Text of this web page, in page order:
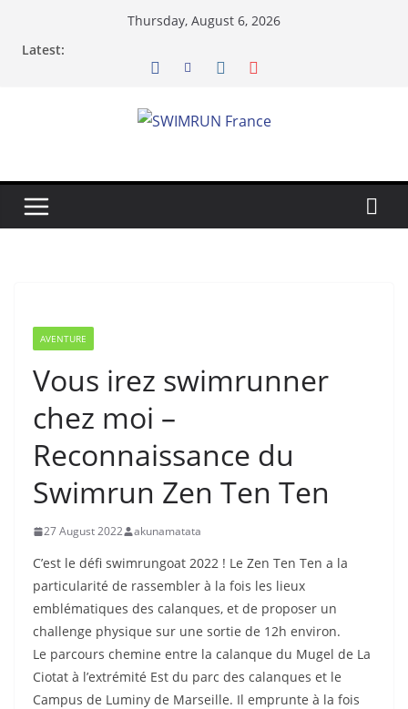
Thursday, August 6, 2026
Latest:
AVENTURE
Vous irez swimrunner
chez moi –
Reconnaissance du
Swimrun Zen Ten Ten
27 August 2022 akunamatata
C’est le défi swimrungoat 2022 ! Le Zen Ten Ten a la
particularité de rassembler à la fois les lieux
emblématiques des calanques, et de proposer un
challenge physique sur une sortie de 12h environ.
Le parcours chemine entre la calanque du Mugel de La
Ciotat à l’extrémité Est du parc des calanques et le
Campus de Luminy de Marseille. Il emprunte à la fois